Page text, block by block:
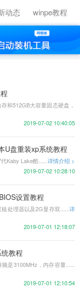
动态 winpe教程
和512GB大容量固态硬盘，
2019-07-02 10:40:05
U盘重装xp系统教程
Kaby Lake酷......详情介绍 >
2019-07-02 10:28:10
设置教程
处理器以及2G显存双...... 详
2019-07-01 12:18:07
教程
是3100MHz，内存容量......
2019-07-01 12:10:54